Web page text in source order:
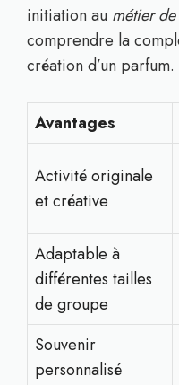
initiation au métier
comprendre la
création d’un parfum.
Avantages
Activité originale
et créative
Adaptable à
différentes tailles
de groupe
Souvenir
personnalisé